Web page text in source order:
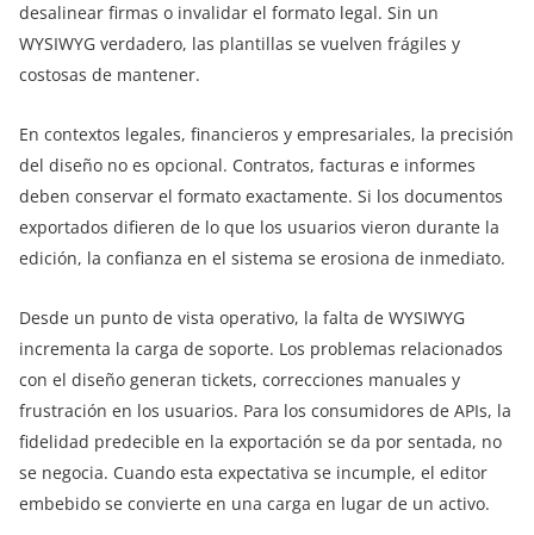
desalinear firmas o invalidar el formato legal. Sin un
WYSIWYG verdadero, las plantillas se vuelven frágiles y
costosas de mantener.
En contextos legales, financieros y empresariales, la precisión
del diseño no es opcional. Contratos, facturas e informes
deben conservar el formato exactamente. Si los documentos
exportados difieren de lo que los usuarios vieron durante la
edición, la confianza en el sistema se erosiona de inmediato.
Desde un punto de vista operativo, la falta de WYSIWYG
incrementa la carga de soporte. Los problemas relacionados
con el diseño generan tickets, correcciones manuales y
frustración en los usuarios. Para los consumidores de APIs, la
fidelidad predecible en la exportación se da por sentada, no
se negocia. Cuando esta expectativa se incumple, el editor
embebido se convierte en una carga en lugar de un activo.